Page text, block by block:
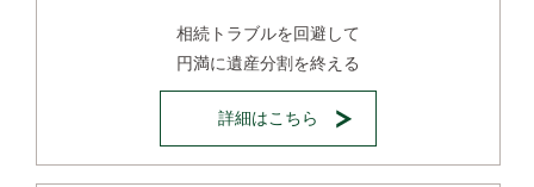
相続トラブルを回避して
円満に遺産分割を終える
詳細はこちら